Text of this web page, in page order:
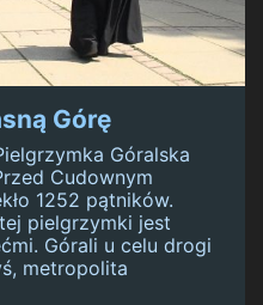
Górę
Góralska
Cudownym
1252 pątników.
pielgrzymki jest
Górali u celu drogi
metropolita